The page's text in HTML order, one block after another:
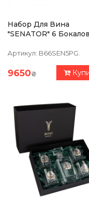
Набор Для Вина
"SENATOR" 6 Бокалов
Платиной,
Артикул: B66SEN5PG.
9650₴